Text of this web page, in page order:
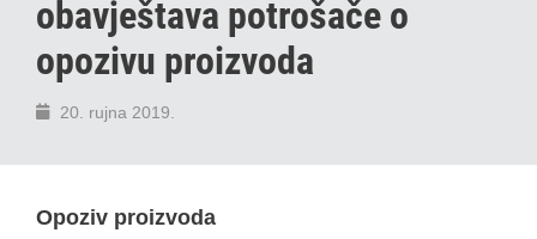
obavještava potrošače o
opozivu proizvoda
20. rujna 2019.
Opoziv proizvoda